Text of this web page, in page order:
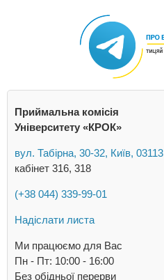
Приймальна комісія
Університету «КРОК»
вул. Табірна, 30-32, Київ, 03113
кабінет 316, 318
(+38 044) 339-99-01
Надіслати листа
Ми працюємо для Вас
Пн - Пт: 10:00 - 16:00
Без обідньої перерви